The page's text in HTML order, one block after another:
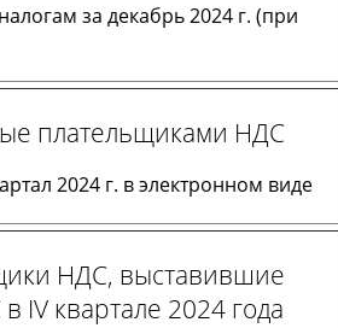
за декабрь 2024 г. (при
плательщиками НДС
2024 г. в электронном виде
НДС, выставившие
IV квартале 2024 года